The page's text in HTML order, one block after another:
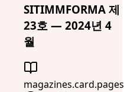
SITIMMFORMA 제
23호 — 2024년 4
월
magazines.card.pages